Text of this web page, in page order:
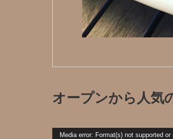
オープンから人気
Media error: Format(s) not supported